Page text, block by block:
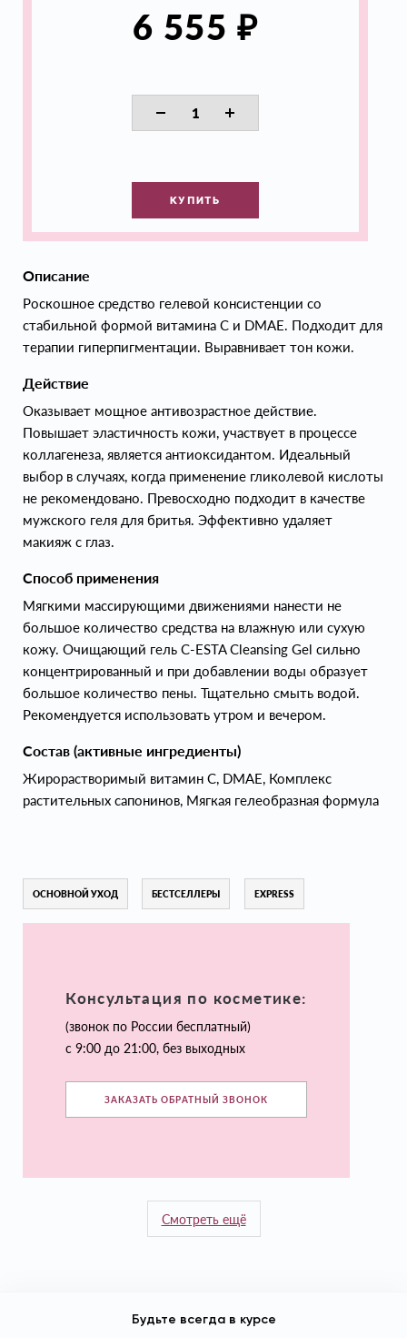
6 555 ₽
КУПИТЬ
Описание
Роскошное средство гелевой консистенции со
стабильной формой витамина С и DMAE. Подходит для
терапии гиперпигментации. Выравнивает тон кожи.
Действие
Оказывает мощное антивозрастное действие.
Повышает эластичность кожи, участвует в процессе
коллагенеза, является антиоксидантом. Идеальный
выбор в случаях, когда применение гликолевой кислоты
не рекомендовано. Превосходно подходит в качестве
мужского геля для бритья. Эффективно удаляет
макияж с глаз.
Способ применения
Мягкими массирующими движениями нанести не
большое количество средства на влажную или сухую
кожу. Очищающий гель C-ESTA Cleansing Gel сильно
концентрированный и при добавлении воды образует
большое количество пены. Тщательно смыть водой.
Рекомендуется использовать утром и вечером.
Состав (активные ингредиенты)
Жирорастворимый витамин С, DMAE, Комплекс
растительных сапонинов, Мягкая гелеобразная формула
ОСНОВНОЙ УХОД БЕСТСЕЛЛЕРЫ EXPRESS
Консультация по косметике:
(звонок по России бесплатный)
с 9:00 до 21:00, без выходных
ЗАКАЗАТЬ ОБРАТНЫЙ ЗВОНОК
Смотреть ещё
Будьте всегда в курсе